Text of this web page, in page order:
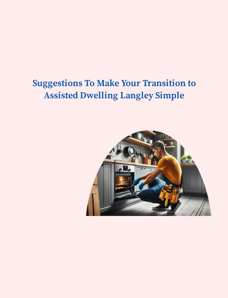
Suggestions To Make Your Transition to
Assisted Dwelling Langley Simple